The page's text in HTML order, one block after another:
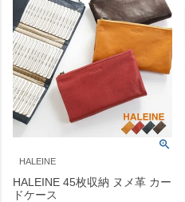
HALEINE
HALEINE 45枚収納 ヌメ革 カー
ドケース